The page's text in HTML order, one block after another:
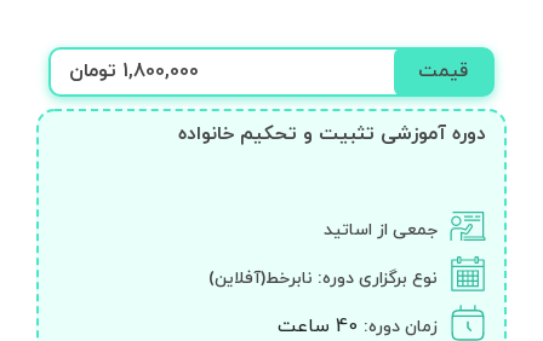
قیمت 1,800,000 تومان
دوره آموزشی تثبیت و تحکیم خانواده
جمعی از اساتید
نوع برگزاری دوره: نابرخط(آفلاین)
زمان دوره: 40 ساعت